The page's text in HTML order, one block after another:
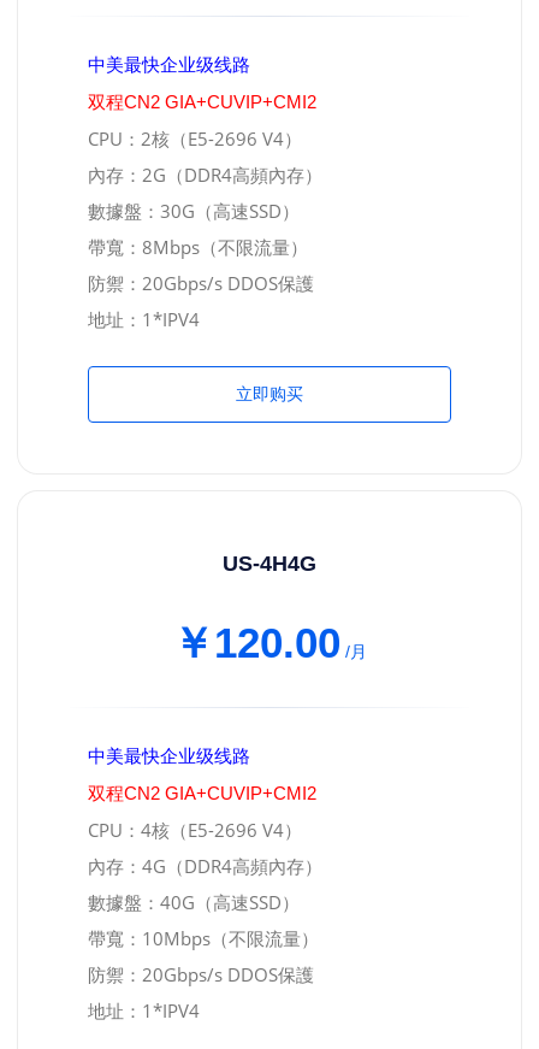
中美最快企业级线路
双程CN2 GIA+CUVIP+CMI2
CPU：2核（E5-2696 V4）
內存：2G（DDR4高頻內存）
數據盤：30G（高速SSD）
帶寬：8Mbps（不限流量）
防禦：20Gbps/s DDOS保護
地址：1*IPV4
立即购买
US-4H4G
￥120.00 /月
中美最快企业级线路
双程CN2 GIA+CUVIP+CMI2
CPU：4核（E5-2696 V4）
內存：4G（DDR4高頻內存）
數據盤：40G（高速SSD）
帶寬：10Mbps（不限流量）
防禦：20Gbps/s DDOS保護
地址：1*IPV4